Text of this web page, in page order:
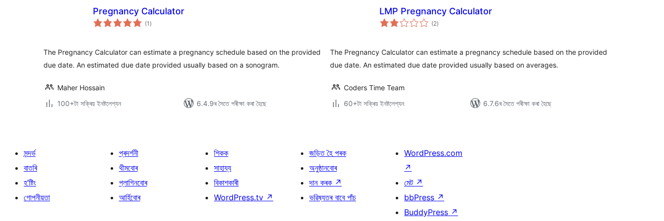
Pregnancy Calculator
(1 টা
মুঠ)
The Pregnancy Calculator can estimate a pregnancy schedule based on the provided
due date. An estimated due date provided usually based on a sonogram.
Maher Hossain
100+টা সক্ৰিয় ইনষ্টলেশ্যন
6.4.9ৰ সৈতে পৰীক্ষা কৰা হৈছে
LMP Pregnancy Calculator
(2টা
মুঠ)
The Pregnancy Calculator can estimate a pregnancy schedule based on the provided
due date. An estimated due date provided usually based on averages.
Coders Time Team
60+টা সক্ৰিয় ইনষ্টলেশ্যন
6.7.6ৰ সৈতে পৰীক্ষা কৰা হৈছে
সন্দৰ্ভ
বাতৰি
হ’ষ্টিং
গোপনীয়তা
প্ৰদৰ্শনী
থীমবোৰ
প্লাগিনবোৰ
আৰ্হিবোৰ
শিকক
সাহায্য
বিকাশকাৰী
WordPress.tv ↗
জড়িত হৈ পৰক
অনুষ্ঠানবোৰ
দান কৰক ↗
ভৱিষ্যতৰ বাবে পাঁচ
WordPress.com
↗
মেট ↗
bbPress ↗
BuddyPress ↗